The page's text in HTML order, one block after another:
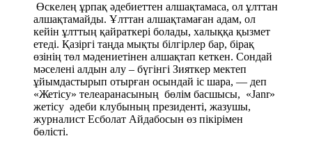
Өскелең ұрпақ әдебиеттен алшақтамаса, ол ұлттан
алшақтамайды. Ұлттан алшақтамаған адам, ол
кейін ұлттың қайраткері болады, халыққа қызмет
етеді. Қазіргі таңда мықты білгірлер бар, бірақ
өзінің төл мәдениетінен алшақтап кеткен. Сондай
мәселені алдын алу – бүгінгі Зияткер мектеп
ұйымдастырып отырған осындай іс шара, — деп
«Жетісу» телеаранасының бөлім басшысы, «Janr»
жетісу әдеби клубының президенті, жазушы,
журналист Есболат Айдабосын өз пікірімен
бөлісті.